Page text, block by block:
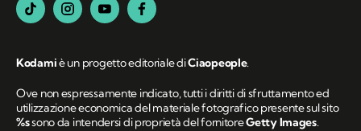
Kodamiè un progetto editoriale diCiaopeople.
Ove non espressamente indicato, tutti i diritti di sfruttamento ed
utilizzazione economica del materiale fotografico presente sul sito
%ssono da intendersi di proprietà del fornitoreGetty Images.